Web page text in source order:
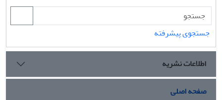
جستجوی پیشرفته
اطلاعات نشریه
صفحه اصلی